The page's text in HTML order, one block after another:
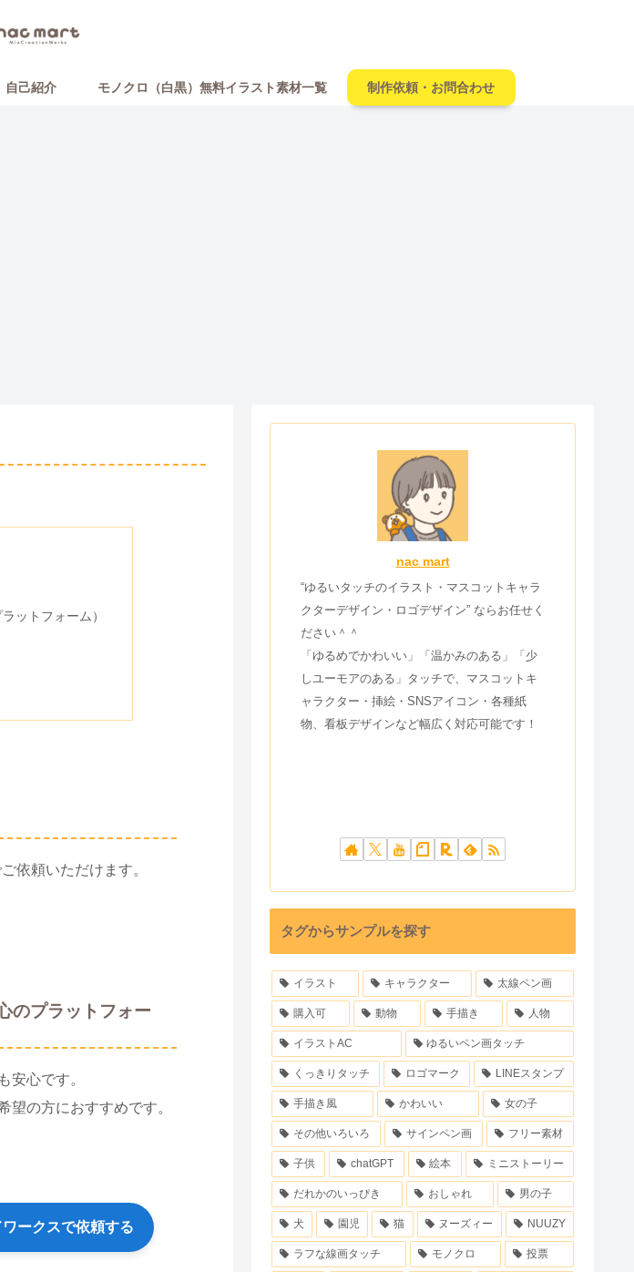
自己紹介 モノクロ（白黒）無料イラスト素材一覧 制作依頼・お問合わせ
ットフォーム）
依頼いただけます。
のプラットフォー
安心です。
望の方におすすめです。
ークスで依頼する
nac mart
“ゆるいタッチのイラスト・マスコットキャラ
クターデザイン・ロゴデザイン” ならお任せく
ださい＾＾
「ゆるめでかわいい」「温かみのある」「少
しユーモアのある」タッチで、マスコットキ
ャラクター・挿絵・SNSアイコン・各種紙
物、看板デザインなど幅広く対応可能です！
タグからサンプルを探す
イラスト キャラクター 太線ペン画
購入可 動物 手描き 人物
イラストAC ゆるいペン画タッチ
くっきりタッチ ロゴマーク LINEスタンプ
手描き風 かわいい 女の子
その他いろいろ サインペン画 フリー素材
子供 chatGPT 絵本 ミニストーリー
だれかのいっぴき おしゃれ 男の子
犬 園児 猫 ヌーズィー NUUZY
ラフな線画タッチ モノクロ 投票